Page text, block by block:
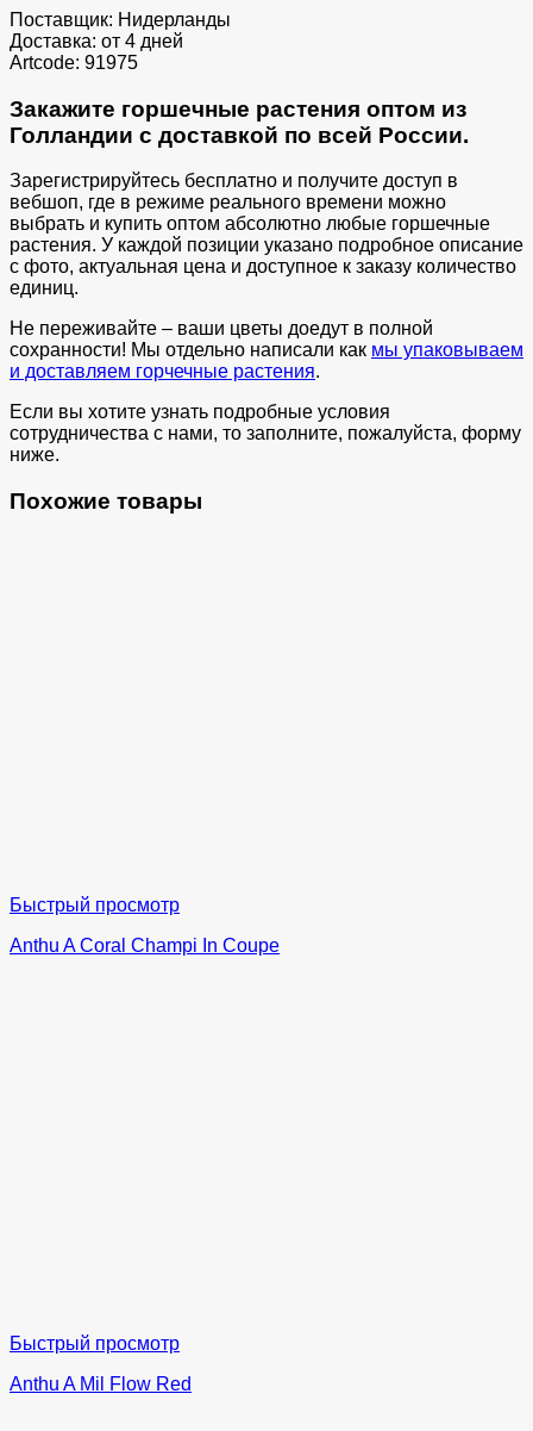
Поставщик: Нидерланды
Доставка: от 4 дней
Artcode: 91975
Закажите горшечные растения оптом из
Голландии с доставкой по всей России.
Зарегистрируйтесь бесплатно и получите доступ в
вебшоп, где в режиме реального времени можно
выбрать и купить оптом абсолютно любые горшечные
растения. У каждой позиции указано подробное описание
с фото, актуальная цена и доступное к заказу количество
единиц.
Не переживайте – ваши цветы доедут в полной
сохранности! Мы отдельно написали как мы упаковываем
и доставляем горчечные растения.
Если вы хотите узнать подробные условия
сотрудничества с нами, то заполните, пожалуйста, форму
ниже.
Похожие товары
Быстрый просмотр
Anthu A Coral Champi In Coupe
Быстрый просмотр
Anthu A Mil Flow Red